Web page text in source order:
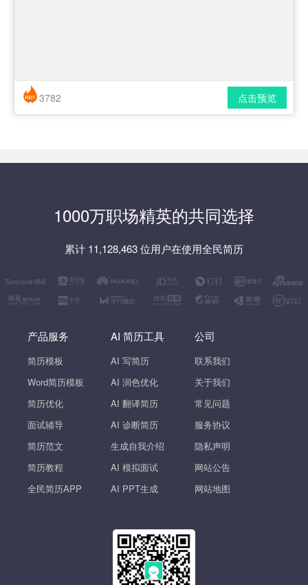
简历风格： 时尚 / 简洁 / 应届生
点击预览
3782
1000万职场精英的共同选择
累计 11,128,463 位用户在使用全民简历
产品服务
简历模板
Word简历模板
简历优化
面试辅导
简历范文
简历教程
全民简历APP
AI 简历工具
AI 写简历
AI 润色优化
AI 翻译简历
AI 诊断简历
生成自我介绍
AI 模拟面试
AI PPT生成
公司
联系我们
关于我们
常见问题
服务协议
隐私声明
网站公告
网站地图